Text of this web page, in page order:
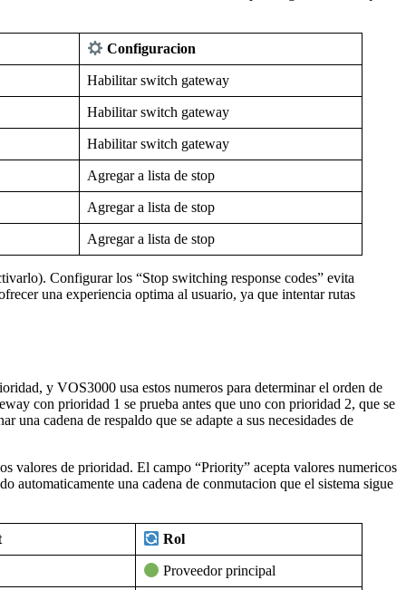
Configuracion
Habilitar switch gateway
Habilitar switch gateway
Habilitar switch gateway
Agregar a lista de stop
Agregar a lista de stop
Agregar a lista de stop
Configurar los “Stop switching response codes” evita
una experiencia optima al usuario, ya que intentar rutas
y VOS3000 usa estos numeros para determinar el orden de
con prioridad 1 se prueba antes que uno con prioridad 2, que se
una cadena de respaldo que se adapte a sus necesidades de
valores de prioridad. El campo “Priority” acepta valores numericos
automaticamente una cadena de conmutacion que el sistema sigue
Rol
Proveedor principal